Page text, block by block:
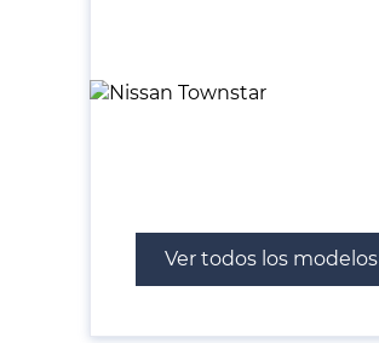
Ver todos los modelos